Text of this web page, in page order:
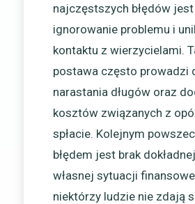
najczęstszych błędów jest
ignorowanie problemu i
kontaktu z wierzycielami.
postawa często prowadzi
narastania długów oraz
kosztów związanych z
spłacie. Kolejnym
błędem jest brak
własnej sytuacji
niektórzy ludzie nie zdają